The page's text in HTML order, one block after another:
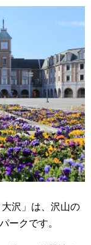
大沢」は、沢山の
ークです。